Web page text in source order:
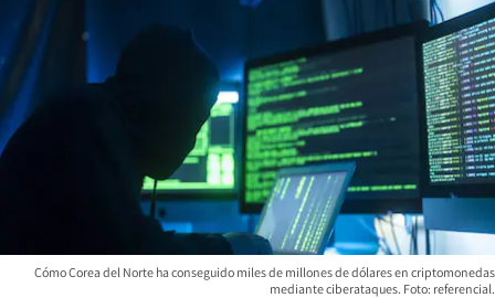
Cómo Corea del Norte ha conseguido miles de millones de dólares en criptomonedas
mediante ciberataques. Foto: referencial.